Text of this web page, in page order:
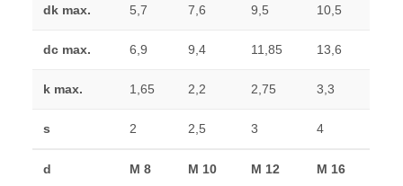
dk max. 5,7 7,6 9,5 10,5
dc max. 6,9 9,4 11,85 13,6
k max. 1,65 2,2 2,75 3,3
s 2 2,5 3 4
d M 8 M 10 M 12 M 16